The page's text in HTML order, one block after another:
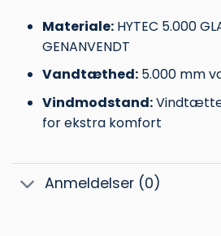
Materiale:HYTEC 5.000
GENANVENDT
Vandtæthed:5.000 mm
Vindmodstand:Vindtætte
for ekstra komfort
Anmeldelser (0)